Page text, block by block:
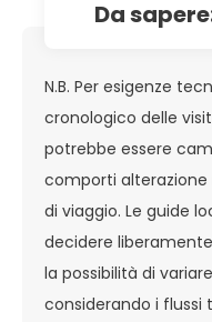
da
N.B. Per esigenze
cronologico delle
potrebbe essere
comporti
di viaggio. Le guide
decidere
la possibilità di
considerando i flussi